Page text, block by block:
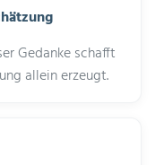
Gedanke schafft
allein erzeugt.